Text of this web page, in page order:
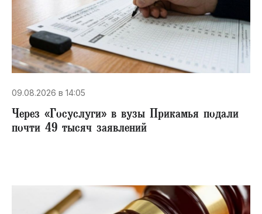
09.08.2026 в 14:05
Через «Госуслуги» в вузы Прикамья подали
почти 49 тысяч заявлений